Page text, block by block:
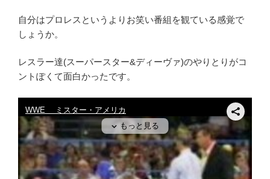
自分はプロレスというよりお笑い番組を観ている感覚で
しょうか。
レスラー達(スーパースター&ディーヴァ)のやりとりがコ
ントぽくて面白かったです。